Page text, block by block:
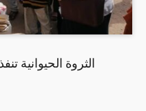
الثروة الحيوانية